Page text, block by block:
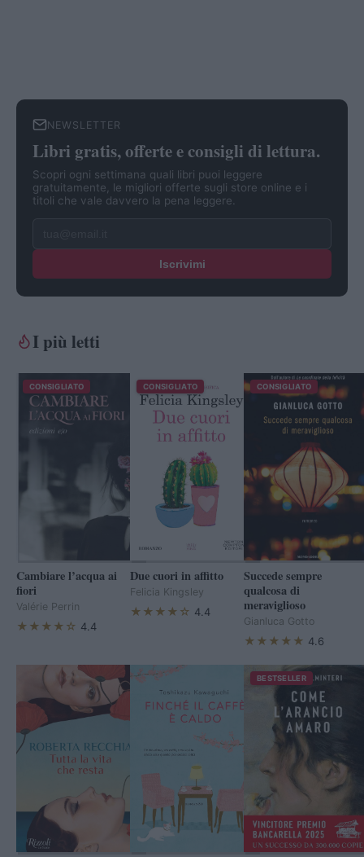
NEWSLETTER
Libri gratis, offerte e consigli di lettura.
Scopri ogni settimana quali libri puoi leggere
gratuitamente, le migliori offerte sugli store online e i
titoli che vale davvero la pena leggere.
Iscrivimi
I più letti
CONSIGLIATO
Cambiare l’acqua ai
fiori
Valérie Perrin
★★★★☆ 4.4
CONSIGLIATO
Due cuori in affitto
Felicia Kingsley
★★★★☆ 4.4
CONSIGLIATO
Succede sempre
qualcosa di
meraviglioso
Gianluca Gotto
★★★★★ 4.6
BESTSELLER